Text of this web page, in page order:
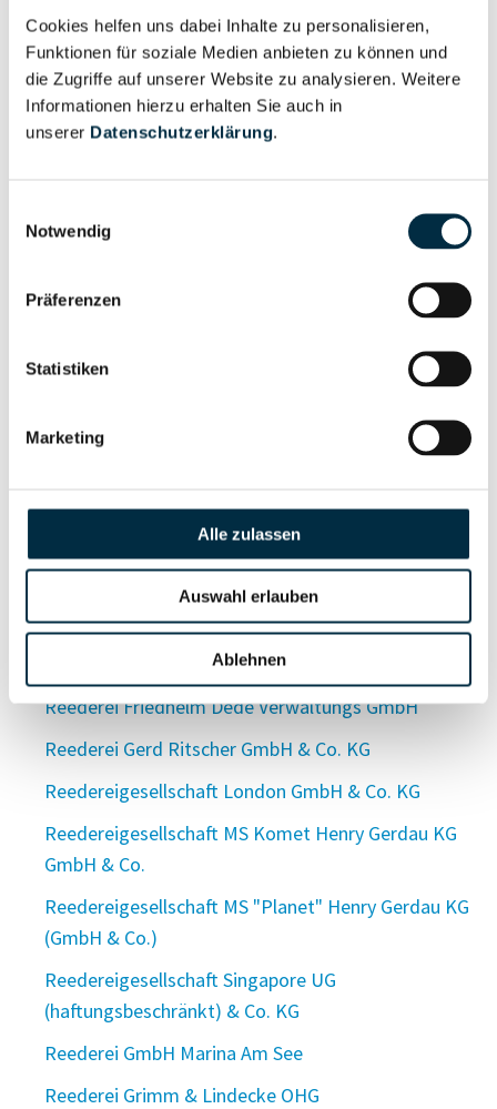
Cookies helfen uns dabei Inhalte zu personalisieren,
Funktionen für soziale Medien anbieten zu können und
die Zugriffe auf unserer Website zu analysieren. Weitere
Informationen hierzu erhalten Sie auch in
unserer Datenschutzerklärung.
Notwendig
Präferenzen
Statistiken
Marketing
Alle zulassen
Auswahl erlauben
Ablehnen
Schiffahrtsgesellschaft
Reederei F. Laeisz G.m.b.H.
Reederei F.L.S. GmbH
Reederei Foroohari 1. Beteiligungs GmbH
Reederei Foroohari 6. Beteiligungs GmbH
Reederei Frank Dahl MS "DANIO" GmbH & Co. KG
Reederei Frank Dahl MS "FINEX" GmbH & Co. KG
Reederei Frank Dahl MS "MARLIN" UG
Reederei Frank Dahl MS "Veerseborg" GmbH & Co.
Reederei Frank Dahl MS "VOSSBORG" GmbH & Co.
Reederei Freimuth GmbH
Reederei Frese GmbH & Co. KG
Reederei Friedhelm Dede GmbH & Co. KG
Reederei Friedhelm Dede Verwaltungs GmbH
Reederei Gerd Ritscher GmbH & Co. KG
Reedereigesellschaft London GmbH & Co. KG
Reedereigesellschaft MS Komet Henry Gerdau KG
GmbH & Co.
Reedereigesellschaft MS "Planet" Henry Gerdau KG
(GmbH & Co.)
Reedereigesellschaft Singapore UG
(haftungsbeschränkt) & Co. KG
Reederei GmbH Marina Am See
Reederei Grimm & Lindecke OHG